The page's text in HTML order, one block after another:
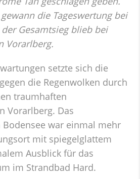
gewann die Tageswertung bei
Gesamtsieg blieb bei
Vorarlberg.
setzte sich die
die Regenwolken durch
traumhaften
Vorarlberg. Das
war einmal mehr
mit spiegelglattem
Ausblick für das
im Strandbad Hard.